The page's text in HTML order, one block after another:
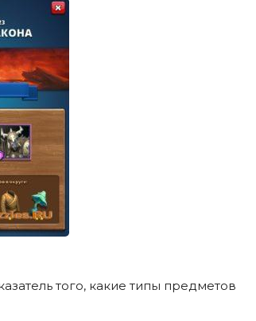
того, какие типы предметов